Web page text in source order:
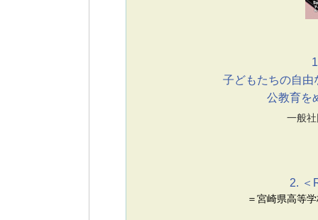
子どもたちの自由
公教育を
一般
2. ＜
＝宮崎県高等